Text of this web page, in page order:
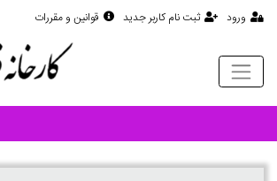
ورود ثبت نام کاربر جدید قوانین و مقررات